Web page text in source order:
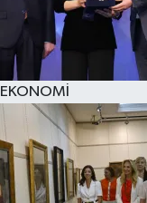
EKONOMİ